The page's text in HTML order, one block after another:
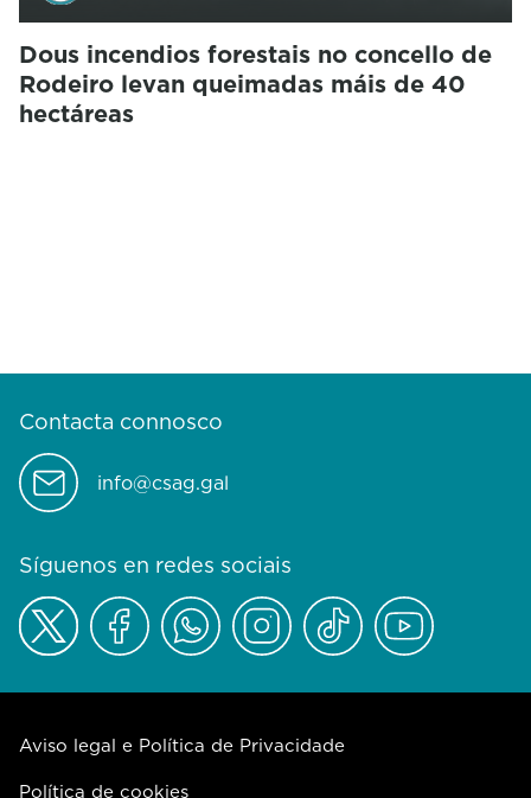
Dous incendios forestais no concello de
Rodeiro levan queimadas máis de 40
hectáreas
Contacta connosco
info@csag.gal
Síguenos en redes sociais
Aviso legal e Política de Privacidade
Política de cookies